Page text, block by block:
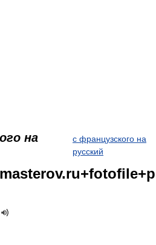
на
с французского на
русский